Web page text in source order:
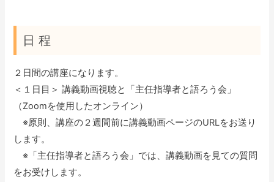
日 程
２日間の講座になります。
＜１日目＞ 講義動画視聴と「主任指導者と語ろう会」
（Zoomを使用したオンライン）
※原則、講座の２週間前に講義動画ページのURLをお送り
します。
※「主任指導者と語ろう会」では、講義動画を見ての質問
をお受けします。